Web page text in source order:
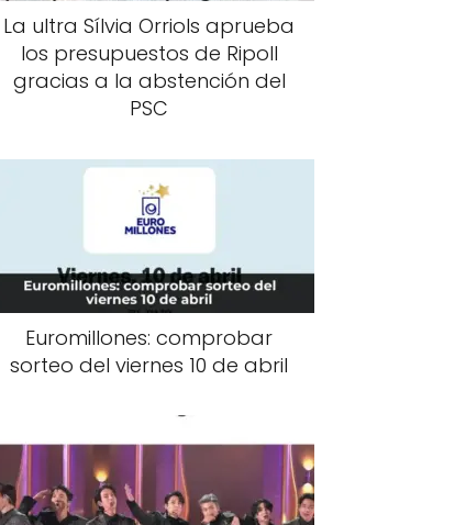
La ultra Sílvia Orriols aprueba
los presupuestos de Ripoll
gracias a la abstención del
PSC
Euromillones: comprobar
sorteo del viernes 10 de abril